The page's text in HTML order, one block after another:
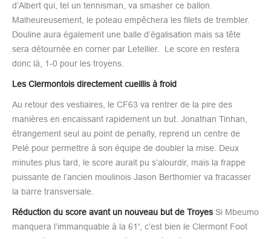
d’Albert qui, tel un tennisman, va smasher ce ballon.
Malheureusement, le poteau empêchera les filets de trembler.
Douline aura également une balle d’égalisation mais sa tête
sera détournée en corner par Letellier. Le score en restera
donc là, 1-0 pour les troyens.
Les Clermontois directement cueillis à froid
Au retour des vestiaires, le CF63 va rentrer de la pire des
manières en encaissant rapidement un but. Jonathan Tinhan,
étrangement seul au point de penalty, reprend un centre de
Pelé pour permettre à son équipe de doubler la mise. Deux
minutes plus tard, le score aurait pu s’alourdir, mais la frappe
puissante de l’ancien moulinois Jason Berthomier va fracasser
la barre transversale.
Réduction du score avant un nouveau but de Troyes Si Mbeumo
manquera l’immanquable à la 61′, c’est bien le Clermont Foot